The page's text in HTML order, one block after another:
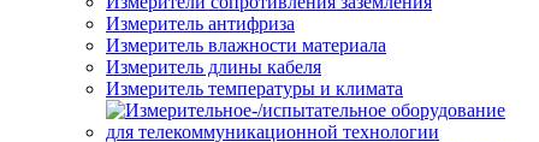
Измеритель антифриза
Измеритель влажности материала
Измеритель длины кабеля
Измеритель температуры и климата